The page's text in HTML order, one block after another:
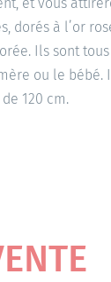
dorés à l’or
Ils sont
ou le bébé.
120 cm.